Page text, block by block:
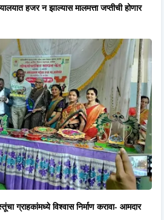
हजर न झाल्यास मालमत्ता जप्तीची होणार
ग्राहकांमध्ये विश्वास निर्माण करावा- आमदार